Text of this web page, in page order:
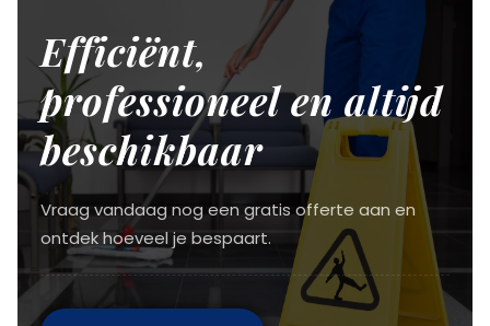
Efficiënt,
professioneel en altijd
beschikbaar
Vraag vandaag nog een gratis offerte aan en
ontdek hoeveel je bespaart.